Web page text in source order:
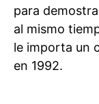
para
al mismo
le importa un
en 1992.